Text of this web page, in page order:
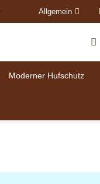
Allgemein
Moderner Hufschutz